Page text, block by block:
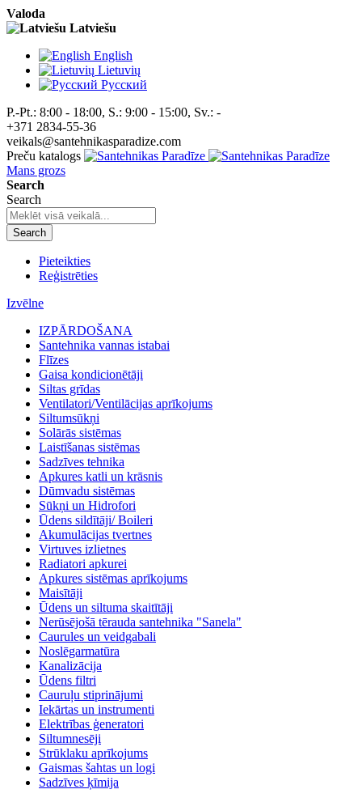
Valoda
Latviešu
English
Lietuvių
Pусский
P.-Pt.: 8:00 - 18:00, S.: 9:00 - 15:00, Sv.: -
+371 2834-55-36
veikals@santehnikasparadize.com
Preču katalogs
Mans grozs
Search
Search
Search
Pieteikties
Reģistrēties
Izvēlne
IZPĀRDOŠANA
Santehnika vannas istabai
Flīzes
Gaisa kondicionētāji
Siltas grīdas
Ventilatori/Ventilācijas aprīkojums
Siltumsūkņi
Solārās sistēmas
Laistīšanas sistēmas
Sadzīves tehnika
Apkures katli un krāsnis
Dūmvadu sistēmas
Sūkņi un Hidrofori
Ūdens sildītāji/ Boileri
Akumulācijas tvertnes
Virtuves izlietnes
Radiatori apkurei
Apkures sistēmas aprīkojums
Maisītāji
Ūdens un siltuma skaitītāji
Nerūsējošā tērauda santehnika "Sanela"
Caurules un veidgabali
Noslēgarmatūra
Kanalizācija
Ūdens filtri
Cauruļu stiprinājumi
Iekārtas un instrumenti
Elektrības ģeneratori
Siltumnesēji
Strūklaku aprīkojums
Gaismas šahtas un logi
Sadzīves ķīmija